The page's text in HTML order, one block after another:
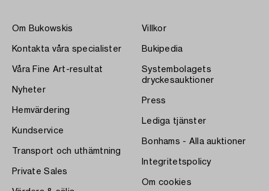
Om Bukowskis
Kontakta våra specialister
Våra Fine Art-resultat
Nyheter
Hemvärdering
Kundservice
Transport och uthämtning
Private Sales
Villkor
Bukipedia
Systembolagets
dryckesauktioner
Press
Lediga tjänster
Bonhams - Alla auktioner
Integritetspolicy
Om cookies